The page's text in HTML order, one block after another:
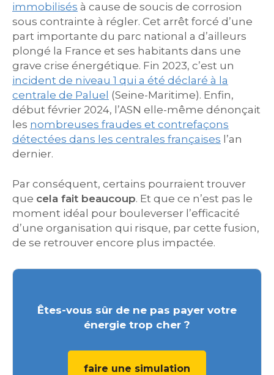
immobilisés à cause de soucis de corrosion
sous contrainte à régler. Cet arrêt forcé d’une
part importante du parc national a d’ailleurs
plongé la France et ses habitants dans une
grave crise énergétique. Fin 2023, c’est un
incident de niveau 1 qui a été déclaré à la
centrale de Paluel (Seine-Maritime). Enfin,
début février 2024, l’ASN elle-même dénonçait
les nombreuses fraudes et contrefaçons
détectées dans les centrales françaises l’an
dernier.
Par conséquent, certains pourraient trouver
que cela fait beaucoup. Et que ce n’est pas le
moment idéal pour bouleverser l’efficacité
d’une organisation qui risque, par cette fusion,
de se retrouver encore plus impactée.
Êtes-vous sûr de ne pas payer votre
énergie trop cher ?
faire une simulation